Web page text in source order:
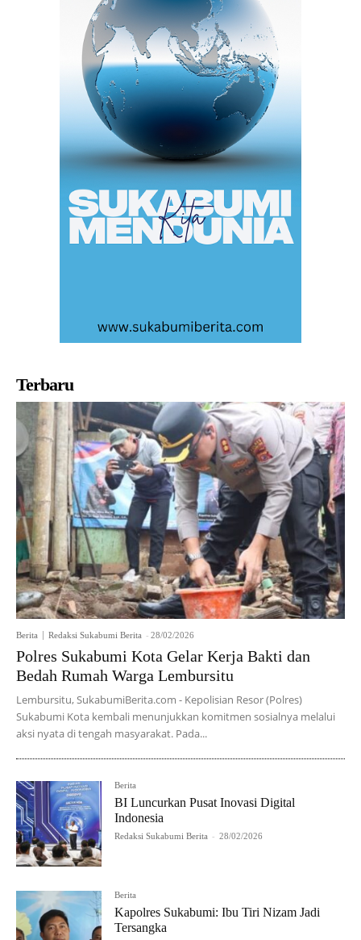
Terbaru
Berita Redaksi Sukabumi Berita - 28/02/2026
Polres Sukabumi Kota Gelar Kerja Bakti dan
Bedah Rumah Warga Lembursitu
Lembursitu, SukabumiBerita.com - Kepolisian Resor (Polres)
Sukabumi Kota kembali menunjukkan komitmen sosialnya melalui
aksi nyata di tengah masyarakat. Pada...
Berita
BI Luncurkan Pusat Inovasi Digital
Indonesia
Redaksi Sukabumi Berita - 28/02/2026
Berita
Kapolres Sukabumi: Ibu Tiri Nizam Jadi
Tersangka